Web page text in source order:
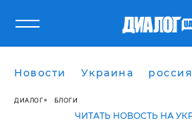
Новости Украина россия
ДИАЛОГ БЛОГИ
ЧИТАТЬ НОВОСТЬ НА